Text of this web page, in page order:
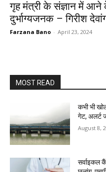
गृह मंत्री के संज्ञान में आने के
दुर्भाग्यजनक – गिरीश
Farzana Bano - April 23, 2024
MOST READ
कभी भी
गेट, अलर्ट
August 8,
सर्वाइकल